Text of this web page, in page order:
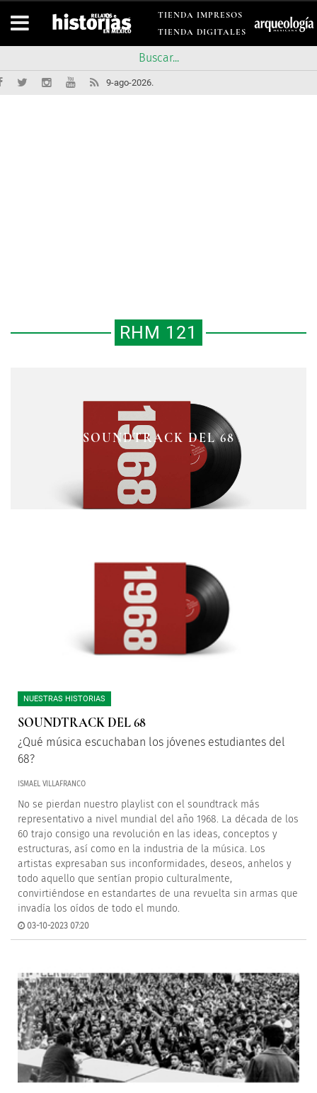
TIENDA IMPRESOS
TIENDA DIGITALES
9-ago-2026.
RHM 121
SOUNDTRACK DEL 68
FOTOGALERÍA INÉDITA DEL
MOVIMIENTO ESTUDIANTIL DE
1968
LOS CAMINOS LIBERTARIOS DEL
68
NUESTRAS HISTORIAS
SOUNDTRACK DEL 68
¿Qué música escuchaban los jóvenes estudiantes del
68?
ISMAEL VILLAFRANCO
No se pierdan nuestro playlist con el soundtrack más
representativo a nivel mundial del año 1968. La década de los
60 trajo consigo una revolución en las ideas, conceptos y
estructuras, así como en la industria de la música. Los
artistas expresaban sus inconformidades, deseos, anhelos y
todo aquello que sentían propio culturalmente,
convirtiéndose en estandartes de una revuelta sin armas que
invadía los oídos de todo el mundo.
03-10-2023 07:20